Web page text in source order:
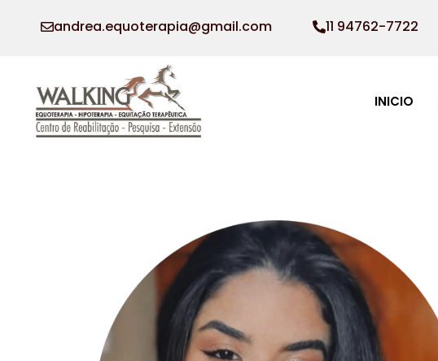
andrea.equoterapia@gmail.com 11 94762-7722
INICIO